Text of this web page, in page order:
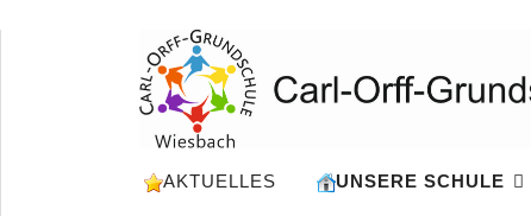
AKTUELLES UNSERE SCHULE